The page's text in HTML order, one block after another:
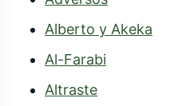
Al-Farabi
Altraste